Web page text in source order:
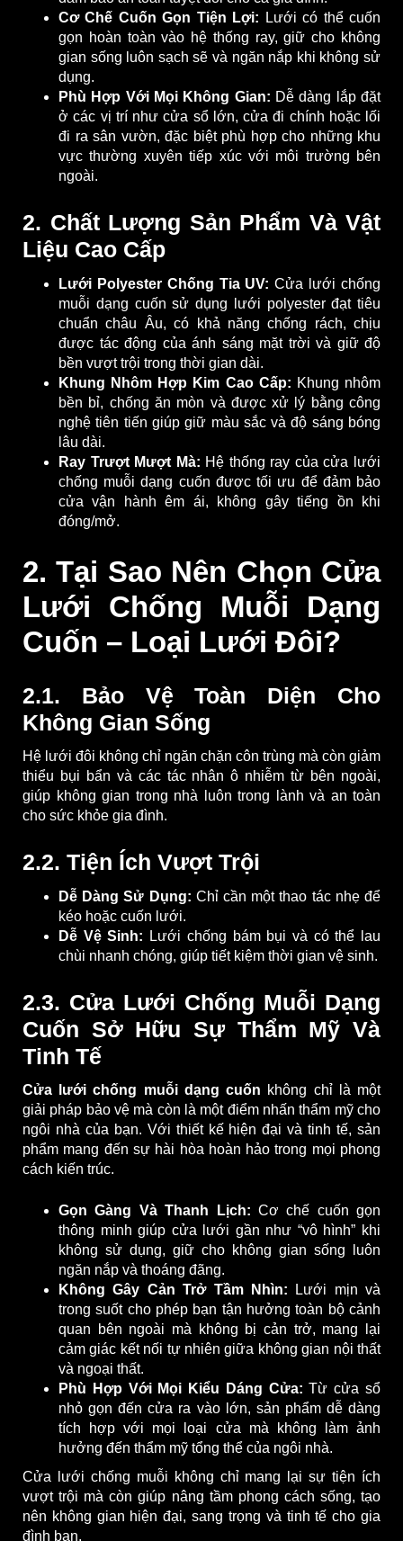
Cơ Chế Cuốn Gọn Tiện Lợi: Lưới có thể cuốn
gọn hoàn toàn vào hệ thống ray, giữ cho không
gian sống luôn sạch sẽ và ngăn nắp khi không sử
dụng.
Phù Hợp Với Mọi Không Gian: Dễ dàng lắp đặt
ở các vị trí như cửa sổ lớn, cửa đi chính hoặc lối
đi ra sân vườn, đặc biệt phù hợp cho những khu
vực thường xuyên tiếp xúc với môi trường bên
ngoài.
2. Chất Lượng Sản Phẩm Và Vật
Liệu Cao Cấp
Lưới Polyester Chống Tia UV: Cửa lưới chống
muỗi dạng cuốn sử dụng lưới polyester đạt tiêu
chuẩn châu Âu, có khả năng chống rách, chịu
được tác động của ánh sáng mặt trời và giữ độ
bền vượt trội trong thời gian dài.
Khung Nhôm Hợp Kim Cao Cấp: Khung nhôm
bền bỉ, chống ăn mòn và được xử lý bằng công
nghệ tiên tiến giúp giữ màu sắc và độ sáng bóng
lâu dài.
Ray Trượt Mượt Mà: Hệ thống ray của cửa lưới
chống muỗi dạng cuốn được tối ưu để đảm bảo
cửa vận hành êm ái, không gây tiếng ồn khi
đóng/mở.
2. Tại Sao Nên Chọn Cửa
Lưới Chống Muỗi Dạng
Cuốn – Loại Lưới Đôi?
2.1. Bảo Vệ Toàn Diện Cho
Không Gian Sống
Hệ lưới đôi không chỉ ngăn chặn côn trùng mà còn giảm
thiểu bụi bẩn và các tác nhân ô nhiễm từ bên ngoài,
giúp không gian trong nhà luôn trong lành và an toàn
cho sức khỏe gia đình.
2.2. Tiện Ích Vượt Trội
Dễ Dàng Sử Dụng: Chỉ cần một thao tác nhẹ để
kéo hoặc cuốn lưới.
Dễ Vệ Sinh: Lưới chống bám bụi và có thể lau
chùi nhanh chóng, giúp tiết kiệm thời gian vệ sinh.
2.3. Cửa Lưới Chống Muỗi Dạng
Cuốn Sở Hữu Sự Thẩm Mỹ Và
Tinh Tế
Cửa lưới chống muỗi dạng cuốn không chỉ là một
giải pháp bảo vệ mà còn là một điểm nhấn thẩm mỹ cho
ngôi nhà của bạn. Với thiết kế hiện đại và tinh tế, sản
phẩm mang đến sự hài hòa hoàn hảo trong mọi phong
cách kiến trúc.
Gọn Gàng Và Thanh Lịch: Cơ chế cuốn gọn
thông minh giúp cửa lưới gần như “vô hình” khi
không sử dụng, giữ cho không gian sống luôn
ngăn nắp và thoáng đãng.
Không Gây Cản Trở Tầm Nhìn: Lưới mịn và
trong suốt cho phép bạn tận hưởng toàn bộ cảnh
quan bên ngoài mà không bị cản trở, mang lại
cảm giác kết nối tự nhiên giữa không gian nội thất
và ngoại thất.
Phù Hợp Với Mọi Kiểu Dáng Cửa: Từ cửa sổ
nhỏ gọn đến cửa ra vào lớn, sản phẩm dễ dàng
tích hợp với mọi loại cửa mà không làm ảnh
hưởng đến thẩm mỹ tổng thể của ngôi nhà.
Cửa lưới chống muỗi không chỉ mang lại sự tiện ích
vượt trội mà còn giúp nâng tầm phong cách sống, tạo
nên không gian hiện đại, sang trọng và tinh tế cho gia
đình bạn.